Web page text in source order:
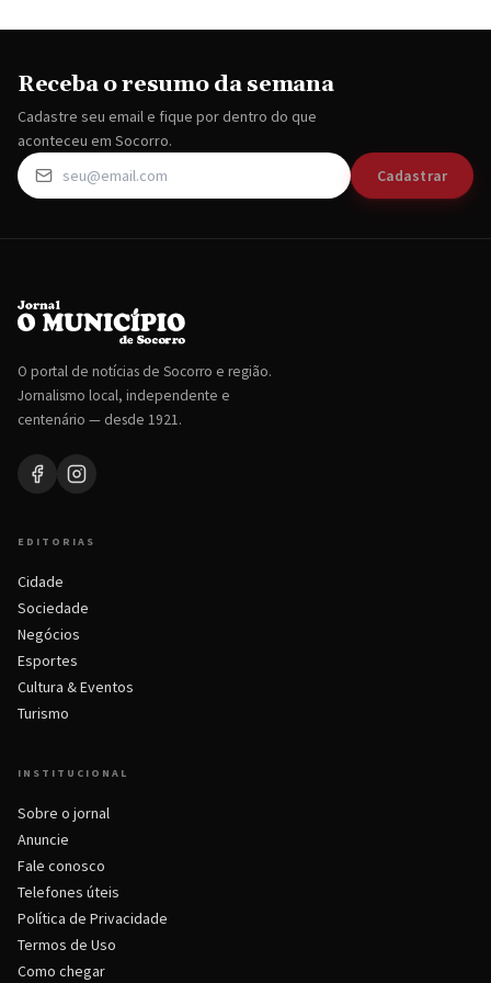
Receba o resumo da semana
Cadastre seu email e fique por dentro do que
aconteceu em Socorro.
Cadastrar
O portal de notícias de Socorro e região.
Jornalismo local, independente e
centenário — desde 1921.
EDITORIAS
Cidade
Sociedade
Negócios
Esportes
Cultura & Eventos
Turismo
INSTITUCIONAL
Sobre o jornal
Anuncie
Fale conosco
Telefones úteis
Política de Privacidade
Termos de Uso
Como chegar